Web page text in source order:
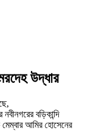
উদ্ধার
নবীনগরের বড়িকান্দি
মেম্বার আমির হোসেনের